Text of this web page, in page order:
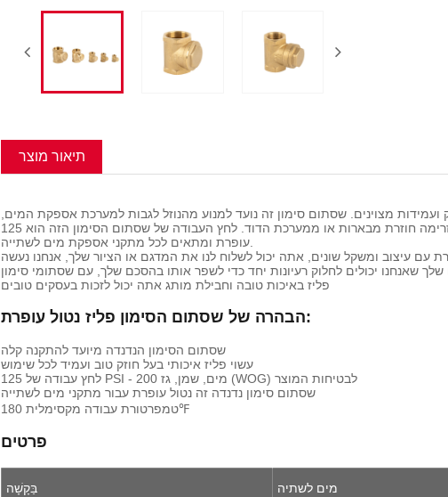
תיאור מוצר
מצוינים. שסתום סימון זה נועד למנוע מהנוזל לגבות למערכת אספקת המים,
כגון זרימה חוזרת מבארות או ממערכת הדוד. לחץ העבודה של שסתום הסימון הזה הוא 125 PSI - 200 מים, שמן, גז (WOG). שסתום סימון נדנדה זה נטול
עופרת ומתאים לכל מתקני אספקת מים לשתייה.
עם עיצוב ומשקל שונים, אתה יכול לשלוח לנו את המדגם או הציור שלך, אנחנו נעשה
שאנחנו יכולים לחלוק רעיונות יחד כדי לשפר אותו בהסכם שלך, עם שסתומי סימון
פליז באיכות טובה וחבילת מותג אתה יכול לזכות בעסקים טובים
הבהרה של שסתום הסימון פליז נטול עופרת:
שסתום הסימון הנדנדה מיועד להתקנה קלה
עשוי פליז איכותי בעל חוזק טוב ועמיד לכל שימוש
לחץ עבודה של 125 PSI - 200 מים, שמן, גז (WOG) לבטיחות המוצר
שסתום סימון נדנדה זה נטול עופרת עבור מתקני מים לשתייה
טמפרטורת עבודה מקסימלית 180℉
פרטים
בַּקָשָׁה מים לשתיה